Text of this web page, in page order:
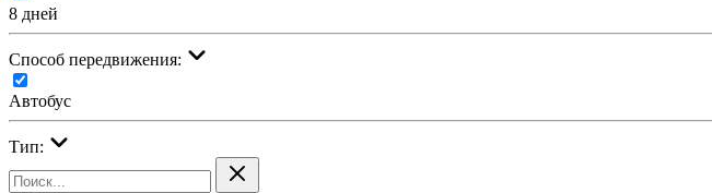
8 дней
Cпособ передвижения:
Автобус
Тип: